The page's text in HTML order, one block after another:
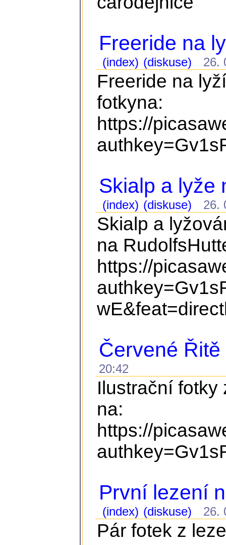
Freeride na
(index) (diskuse) 26.
Freeride na
fotkyna:
https://
Skialp a lyže
(index) (diskuse) 26.
Skialp a
na
https://
Červené
20:42
Ilustrační fotky
na:
https://
První lezení
(index) (diskuse) 26.
Pár fotek z